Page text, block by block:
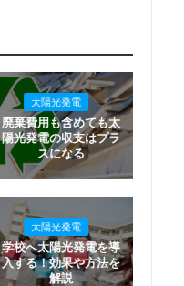
太陽光発電
廃棄費用も含めても太
陽光発電の収支はプラ
スになる
太陽光発電
学校へ太陽光発電を導
入する！効果や方法を
解説